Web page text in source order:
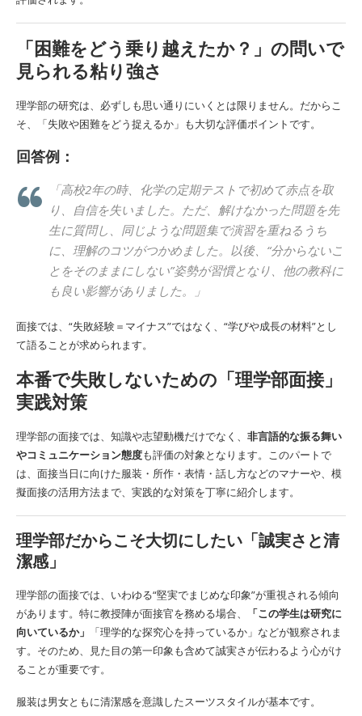
「困難をどう乗り越えたか？」の問いで
見られる粘り強さ
理学部の研究は、必ずしも思い通りにいくとは限りません。だからこ
そ、「失敗や困難をどう捉えるか」も大切な評価ポイントです。
回答例：
「高校2年の時、化学の定期テストで初めて赤点を取
り、自信を失いました。ただ、解けなかった問題を先
生に質問し、同じような問題集で演習を重ねるうち
に、理解のコツがつかめました。以後、“分からないこ
とをそのままにしない”姿勢が習慣となり、他の教科に
も良い影響がありました。」
面接では、“失敗経験＝マイナス”ではなく、“学びや成長の材料”とし
て語ることが求められます。
本番で失敗しないための「理学部面接」
実践対策
理学部の面接では、知識や志望動機だけでなく、 非言語的な振る舞い
やコミュニケーション態度も評価の対象となります。このパートで
は、面接当日に向けた服装・所作・表情・話し方などのマナーや、模
擬面接の活用方法まで、実践的な対策を丁寧に紹介します。
理学部だからこそ大切にしたい「誠実さと清
潔感」
理学部の面接では、いわゆる“堅実でまじめな印象”が重視される傾向
があります。特に教授陣が面接官を務める場合、
「この学生は研究に
向いているか」
「理学的な探究心を持っているか」などが観察されま
す。そのため、見た目の第一印象も含めて誠実さが伝わるよう心がけ
ることが重要です。
服装は男女ともに清潔感を意識したスーツスタイルが基本です。